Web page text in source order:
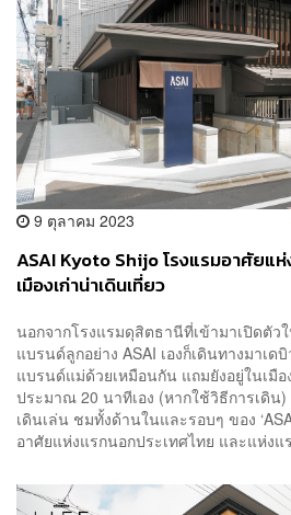
9 ตุลาคม 2023
ASAI Kyoto Shijo โรงแรมอาศัยแ
เมืองเก่าน่าเดินเที่ยว
นอกจากโรงแรมดุสิตธานีที่เข้ามาเปิดตัว
แบรนด์ลูกอย่าง ASAI เองก็เดินทางมาเด
แบรนด์แม่ด้วยเหมือนกัน แถมยังอยู่ในเมื
ประมาณ 20 นาทีเอง (หากใช้วิธีการเดิ
เดินเล่น ชมทั้งด้านในและรอบๆ ของ
อาศัยแห่งแรกนอกประเทศไทย และแห่งแ